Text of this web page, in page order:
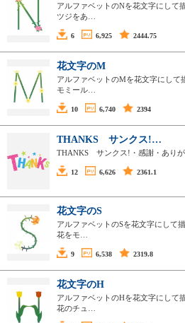
アルファベットのNを花文字にして
ツジをあ…
6 6,925 2444.75
花文字のM
アルファベットのMを花文字にして
モミール…
10 6,740 2394
THANKS サンクス!…
THANKS サンクス!・感謝・あり
12 6,626 2361.1
花文字のS
アルファベットのSを花文字にして
花をモ…
9 6,538 2319.8
花文字のH
アルファベットのHを花文字にして
花のチュ…